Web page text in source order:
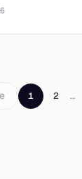
1 2 …